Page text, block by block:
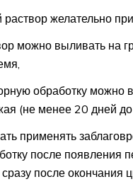
желательно
можно выливать на
обработку можно
(не менее 20 дней
применять
после появления
после окончания